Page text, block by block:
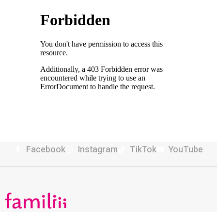
Facebook Instagram TikTok YouTube